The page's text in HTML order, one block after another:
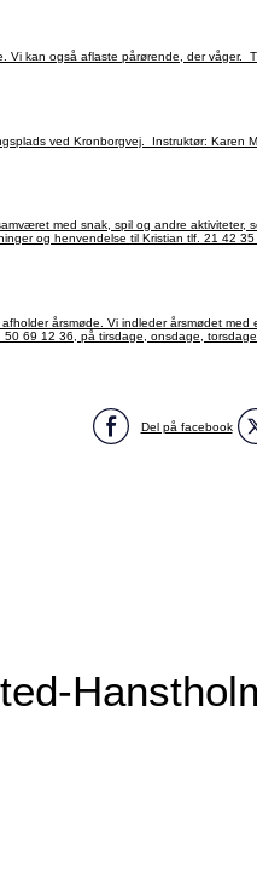
deltagere ønsker. Der er mulighed for at købe kaffe. Der vil være
og Lone 23 11 73 30 Yderligere oplysninger og henvendelse til Kristian tlf. 21 42
i din pung.
Del på facebook